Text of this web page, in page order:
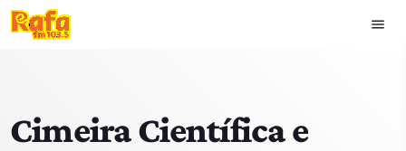
menu
play_arrow OUVIR RAFA
Cimeira Científica e